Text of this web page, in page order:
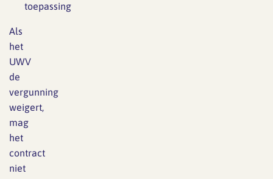
toepassing
Als
het
UWV
de
vergunning
weigert,
mag
het
contract
niet